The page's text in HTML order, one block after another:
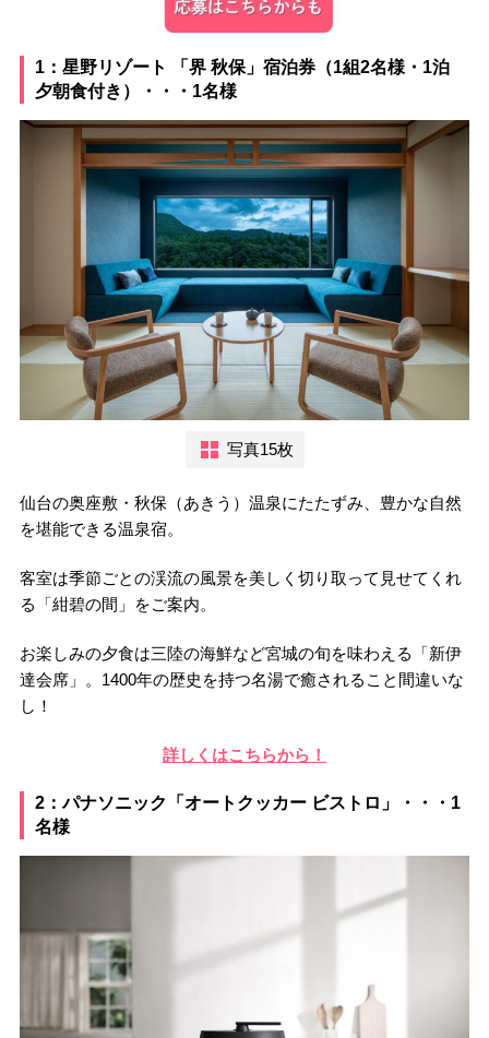
1：星野リゾート 「界 秋保」宿泊券（1組2名様・1泊
夕朝食付き）・・・1名様
写真15枚
仙台の奥座敷・秋保（あきう）温泉にたたずみ、豊かな自然
を堪能できる温泉宿。
客室は季節ごとの渓流の風景を美しく切り取って見せてくれ
る「紺碧の間」をご案内。
お楽しみの夕食は三陸の海鮮など宮城の旬を味わえる「新伊
達会席」。1400年の歴史を持つ名湯で癒されること間違いな
し！
詳しくはこちらから！
2：パナソニック「オートクッカー ビストロ」・・・1
名様